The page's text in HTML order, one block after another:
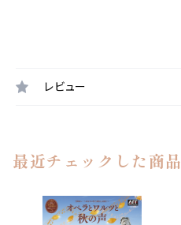
レビュー
最近チェックした商品